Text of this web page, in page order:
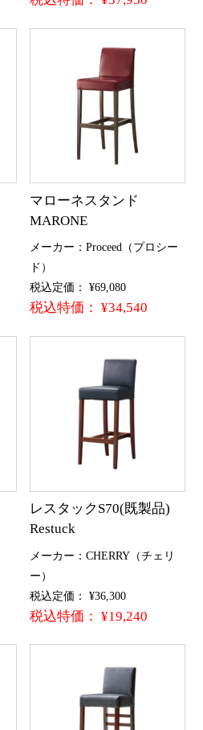
マローネスタンド
MARONE
メーカー：Proceed（プロシー
ド）
税込定価： ¥69,080
税込特価： ¥34,540
レスタックS70(既製品)
Restuck
メーカー：CHERRY（チェリ
ー）
税込定価： ¥36,300
税込特価： ¥19,240